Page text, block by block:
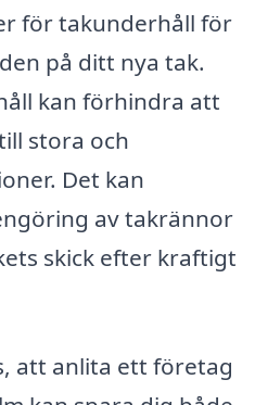
för takunderhåll för
på ditt nya tak.
kan förhindra att
stora och
Det kan
av takrännor
skick efter kraftigt
att anlita ett företag